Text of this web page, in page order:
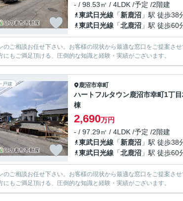
- / 98.53㎡ / 4LDK /予定 /2階建
東武日光線 「新鹿沼 」駅 徒歩38
東武日光線 「北鹿沼 」駅 徒歩60
のご相談お任せ下さい。お客様の現状から最適な窓口をご提案さ
にもご満足頂ける、圧倒的な知識と経験・実績がございます。
戸建 鹿沼市幸町
ハートフルタウン鹿沼市幸町1丁
棟
2,690万円
- / 97.29㎡ / 4LDK /予定 /2階建
東武日光線 「新鹿沼 」駅 徒歩38
東武日光線 「北鹿沼 」駅 徒歩60
のご相談お任せ下さい。お客様の現状から最適な窓口をご提案さ
にもご満足頂ける、圧倒的な知識と経験・実績がございます。